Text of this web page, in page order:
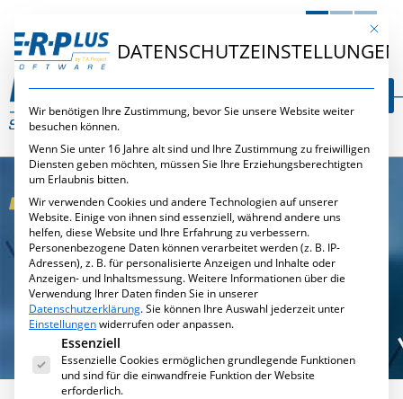
NL
E·R·PLUS
TIME-APP
ZEITERFASSUNG
UNTERWEGS
Mit
DATENSCHUTZEINSTELLUNGEN
Wir benötigen Ihre Zustimmung, bevor Sie unsere Website weiter
besuchen können.
Wenn Sie unter 16 Jahre alt sind und Ihre Zustimmung zu freiwilligen
Diensten geben möchten, müssen Sie Ihre Erziehungsberechtigten
um Erlaubnis bitten.
Wir verwenden Cookies und andere Technologien auf unserer
Website. Einige von ihnen sind essenziell, während andere uns
helfen, diese Website und Ihre Erfahrung zu verbessern.
Personenbezogene Daten können verarbeitet werden (z. B. IP-
Adressen), z. B. für personalisierte Anzeigen und Inhalte oder
Anzeigen- und Inhaltsmessung.Weitere Informationen über die
Verwendung Ihrer Daten finden Sie in unserer
Datenschutzerklärung.Sie können Ihre Auswahl jederzeit unter
Einstellungenwiderrufen oder anpassen.
Es folgt eine Liste der Service-Gruppen, für die eine
Essenziell
Essenzielle Cookies ermöglichen grundlegende Funktionen
und sind für die einwandfreie Funktion der Website
erforderlich.